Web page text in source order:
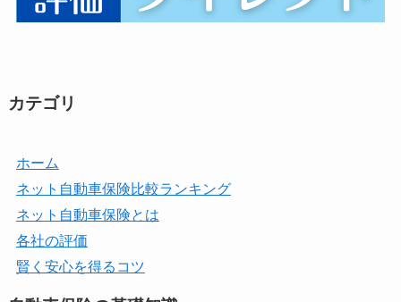
カテゴリ
ホーム
ネット自動車保険比較ランキング
ネット自動車保険とは
各社の評価
賢く安心を得るコツ